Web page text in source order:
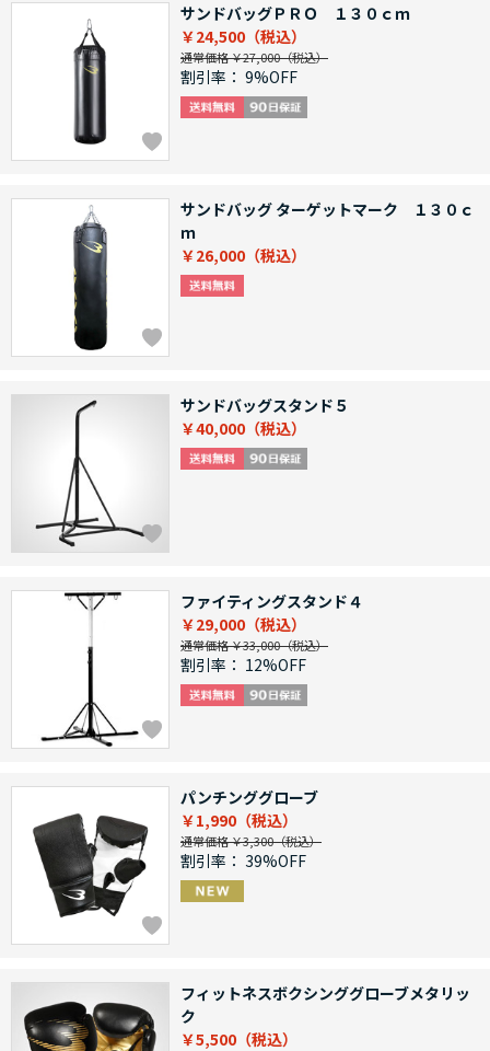
サンドバッグＰＲＯ １３０ｃｍ
￥24,500
通常価格 ￥27,000
割引率： 9%OFF
サンドバッグ ターゲットマーク １３０ｃ
ｍ
￥26,000
サンドバッグスタンド５
￥40,000
ファイティングスタンド４
￥29,000
通常価格 ￥33,000
割引率： 12%OFF
パンチンググローブ
￥1,990
通常価格 ￥3,300
割引率： 39%OFF
フィットネスボクシンググローブメタリッ
ク
￥5,500